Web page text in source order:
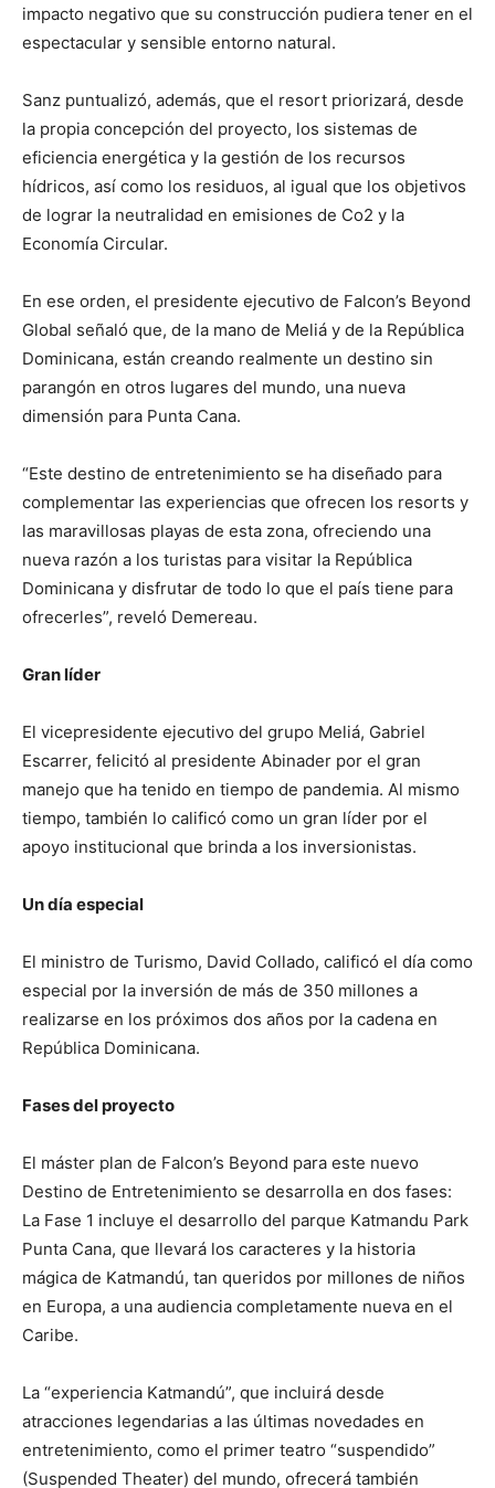
impacto negativo que su construcción pudiera tener en el
espectacular y sensible entorno natural.
Sanz puntualizó, además, que el resort priorizará, desde
la propia concepción del proyecto, los sistemas de
eficiencia energética y la gestión de los recursos
hídricos, así como los residuos, al igual que los objetivos
de lograr la neutralidad en emisiones de Co2 y la
Economía Circular.
En ese orden, el presidente ejecutivo de Falcon’s Beyond
Global señaló que, de la mano de Meliá y de la República
Dominicana, están creando realmente un destino sin
parangón en otros lugares del mundo, una nueva
dimensión para Punta Cana.
“Este destino de entretenimiento se ha diseñado para
complementar las experiencias que ofrecen los resorts y
las maravillosas playas de esta zona, ofreciendo una
nueva razón a los turistas para visitar la República
Dominicana y disfrutar de todo lo que el país tiene para
ofrecerles”, reveló Demereau.
Gran líder
El vicepresidente ejecutivo del grupo Meliá, Gabriel
Escarrer, felicitó al presidente Abinader por el gran
manejo que ha tenido en tiempo de pandemia. Al mismo
tiempo, también lo calificó como un gran líder por el
apoyo institucional que brinda a los inversionistas.
Un día especial
El ministro de Turismo, David Collado, calificó el día como
especial por la inversión de más de 350 millones a
realizarse en los próximos dos años por la cadena en
República Dominicana.
Fases del proyecto
El máster plan de Falcon’s Beyond para este nuevo
Destino de Entretenimiento se desarrolla en dos fases:
La Fase 1 incluye el desarrollo del parque Katmandu Park
Punta Cana, que llevará los caracteres y la historia
mágica de Katmandú, tan queridos por millones de niños
en Europa, a una audiencia completamente nueva en el
Caribe.
La “experiencia Katmandú”, que incluirá desde
atracciones legendarias a las últimas novedades en
entretenimiento, como el primer teatro “suspendido”
(Suspended Theater) del mundo, ofrecerá también